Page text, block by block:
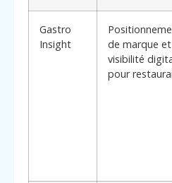
Gastro
Insight
de marque et
visibilité
pour